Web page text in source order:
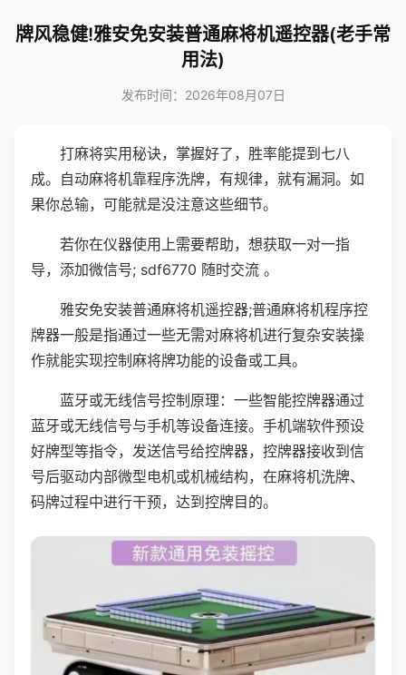
牌风稳健!雅安免安装普通麻将机遥控器(老手常
用法)
发布时间：2026年08月07日
打麻将实用秘诀，掌握好了，胜率能提到七八
成。自动麻将机靠程序洗牌，有规律，就有漏洞。如
果你总输，可能就是没注意这些细节。
若你在仪器使用上需要帮助，想获取一对一指
导，添加微信号; sdf6770 随时交流 。
雅安免安装普通麻将机遥控器;普通麻将机程序控
牌器一般是指通过一些无需对麻将机进行复杂安装操
作就能实现控制麻将牌功能的设备或工具。
蓝牙或无线信号控制原理：一些智能控牌器通过
蓝牙或无线信号与手机等设备连接。手机端软件预设
好牌型等指令，发送信号给控牌器，控牌器接收到信
号后驱动内部微型电机或机械结构，在麻将机洗牌、
码牌过程中进行干预，达到控牌目的。